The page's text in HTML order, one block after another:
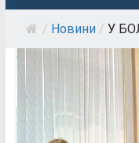
/ Новини / У